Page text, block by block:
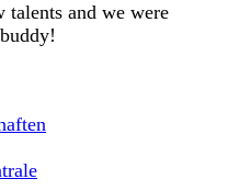
talents and we were